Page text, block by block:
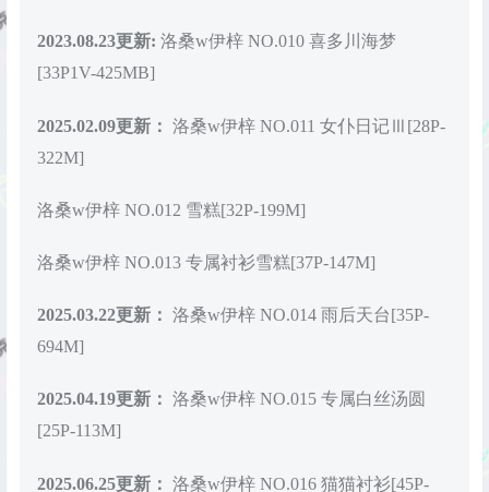
2023.08.23更新: 洛桑w伊梓 NO.010 喜多川海梦
[33P1V-425MB]
2025.02.09更新： 洛桑w伊梓 NO.011 女仆日记Ⅲ[28P-
322M]
洛桑w伊梓 NO.012 雪糕[32P-199M]
洛桑w伊梓 NO.013 专属衬衫雪糕[37P-147M]
2025.03.22更新： 洛桑w伊梓 NO.014 雨后天台[35P-
694M]
2025.04.19更新： 洛桑w伊梓 NO.015 专属白丝汤圆
[25P-113M]
2025.06.25更新： 洛桑w伊梓 NO.016 猫猫衬衫[45P-